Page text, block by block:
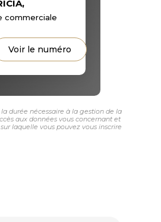
,
commerciale
Voir le numéro
durée nécessaire à la gestion de la
aux données vous concernant et
laquelle vous pouvez vous inscrire